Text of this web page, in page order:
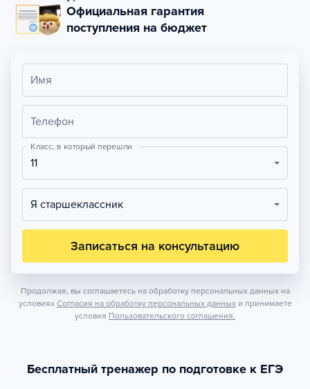
Официальная гарантия
поступления на бюджет
Имя
Телефон
Класс, в который перешли
11
Я старшеклассник
Записаться на консультацию
Продолжая, вы соглашаетесь на обработку персональных данных на
условиях Согласия на обработку персональных данных и принимаете
условия Пользовательского соглашения.
Бесплатный тренажер по подготовке к ЕГЭ